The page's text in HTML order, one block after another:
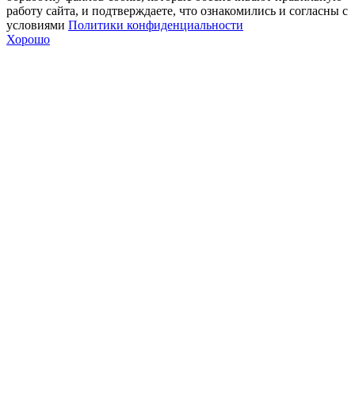
работу сайта, и подтверждаете, что ознакомились и согласны с
условиями Политики конфиденциальности
Хорошо